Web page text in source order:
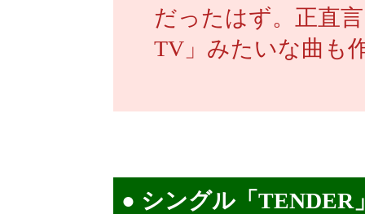
だったはず。正直
TV」みたいな曲も
● シングル「TENDER